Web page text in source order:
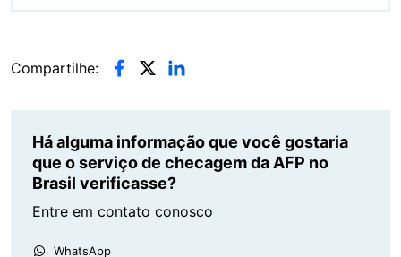
Compartilhe:
Há alguma informação que você gostaria
que o serviço de checagem da AFP no
Brasil verificasse?
Entre em contato conosco
WhatsApp